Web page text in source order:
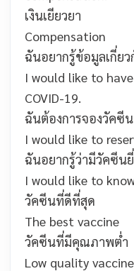
เงินเยียวยา
Compensation
ฉันอยากรู้ข้อมูลเกี่ยว
I would like to
COVID-19.
ฉันต้องการจองวัคซีน
I would like to
ฉันอยากรู้ว่ามีวัคซีน
I would like to
วัคซีนที่ดีที่สุด
The best vaccine
วัคซีนที่มีคุณภาพต่ำ
Low quality vaccine